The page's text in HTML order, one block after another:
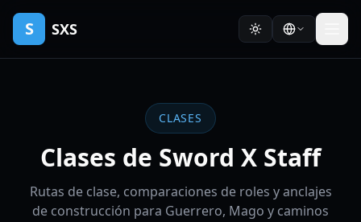
S SXS
CLASES
Clases de Sword X Staff
Rutas de clase, comparaciones de roles y anclajes
de construcción para Guerrero, Mago y caminos